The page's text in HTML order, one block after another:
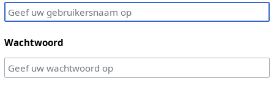
Wachtwoord